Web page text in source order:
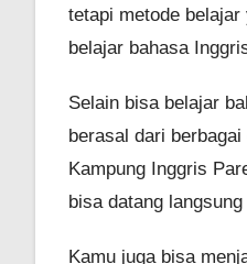
tetapi metode
belajar bahasa
Selain bisa belajar
berasal dari
Kampung Inggris
bisa datang
Kamu juga bisa